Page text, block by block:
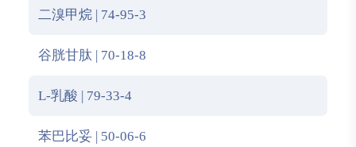
二溴甲烷 | 74-95-3
谷胱甘肽 | 70-18-8
L-乳酸 | 79-33-4
苯巴比妥 | 50-06-6